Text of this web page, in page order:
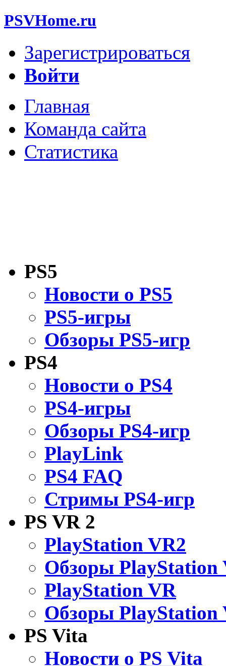
PSVHome.ru
Зарегистрироваться
Войти
Главная
Команда сайта
Статистика
PS5
Новости о PS5
PS5-игры
Обзоры PS5-игр
PS4
Новости о PS4
PS4-игры
Обзоры PS4-игр
PlayLink
PS4 FAQ
Стримы PS4-игр
PS VR 2
PlayStation VR2
Обзоры PlayStation
PlayStation VR
Обзоры PlayStation
PS Vita
Новости о PS Vita